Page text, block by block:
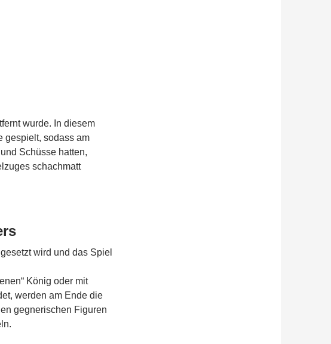
wurde. In diesem
gespielt, sodass am
Schüsse hatten,
schachmatt
wird und das Spiel
König oder mit
werden am Ende die
gegnerischen Figuren